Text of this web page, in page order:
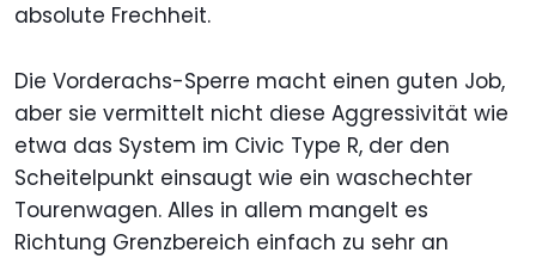
absolute Frechheit.
Die Vorderachs-Sperre macht einen guten Job,
aber sie vermittelt nicht diese Aggressivität wie
etwa das System im Civic Type R, der den
Scheitelpunkt einsaugt wie ein waschechter
Tourenwagen. Alles in allem mangelt es
Richtung Grenzbereich einfach zu sehr an